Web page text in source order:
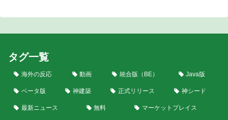
タグ一覧
海外の反応 動画 統合版（BE） Java版
ベータ版 神建築 正式リリース 神シード
最新ニュース 無料 マーケットプレイス